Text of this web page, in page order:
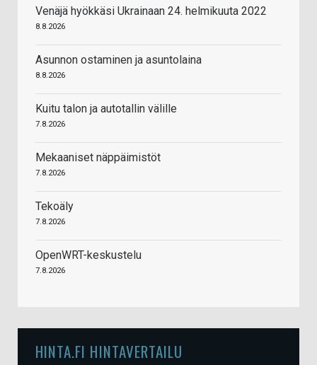
Venäjä hyökkäsi Ukrainaan 24. helmikuuta 2022
8.8.2026
Asunnon ostaminen ja asuntolaina
8.8.2026
Kuitu talon ja autotallin välille
7.8.2026
Mekaaniset näppäimistöt
7.8.2026
Tekoäly
7.8.2026
OpenWRT-keskustelu
7.8.2026
HINTA.FI HINTAVERTAILU